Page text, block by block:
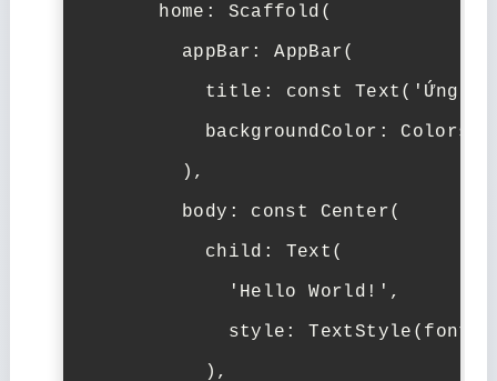
home:
Scaffold (
appBar:
AppBar(
title:
const Text ( 'Ứng
backgroundColor:
Colors
),
body:
const Center(
child:
Text (
'Hello World!' ,
style:
TextStyle (
),